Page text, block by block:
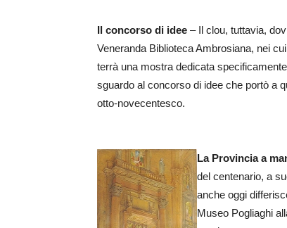
Il concorso di idee – Il clou, tuttavia,
Veneranda Biblioteca Ambrosiana, nei
terrà una mostra dedicata
sguardo al concorso di idee che portò a
otto-novecentesco.
La Provincia a
del centenario, a
anche oggi
Museo Pogliaghi